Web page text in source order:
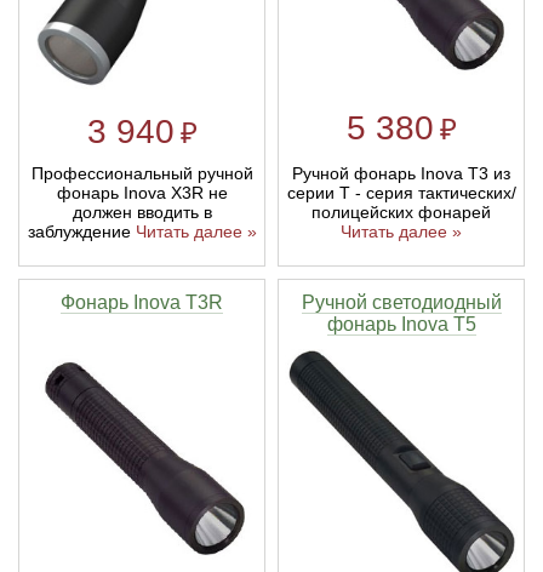
3 940 ₽
Профессиональный ручной
фонарь Inova X3R не
должен вводить в
заблуждение Читать далее »
5 380 ₽
Ручной фонарь Inova T3 из
серии T - серия тактических/
полицейских фонарей
Читать далее »
Фонарь Inova T3R
Ручной светодиодный
фонарь Inova T5